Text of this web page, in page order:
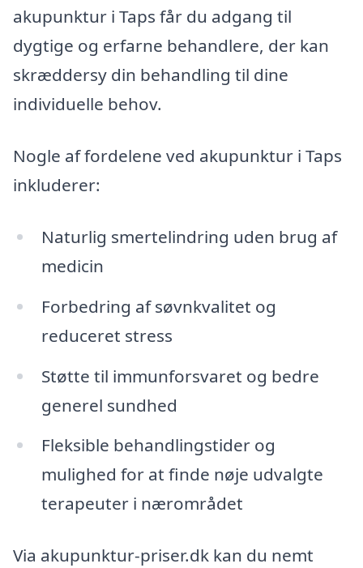
akupunktur i Taps får du adgang til
dygtige og erfarne behandlere, der kan
skræddersy din behandling til dine
individuelle behov.
Nogle af fordelene ved akupunktur i Taps
inkluderer:
Naturlig smertelindring uden brug af
medicin
Forbedring af søvnkvalitet og
reduceret stress
Støtte til immunforsvaret og bedre
generel sundhed
Fleksible behandlingstider og
mulighed for at finde nøje udvalgte
terapeuter i nærområdet
Via akupunktur-priser.dk kan du nemt